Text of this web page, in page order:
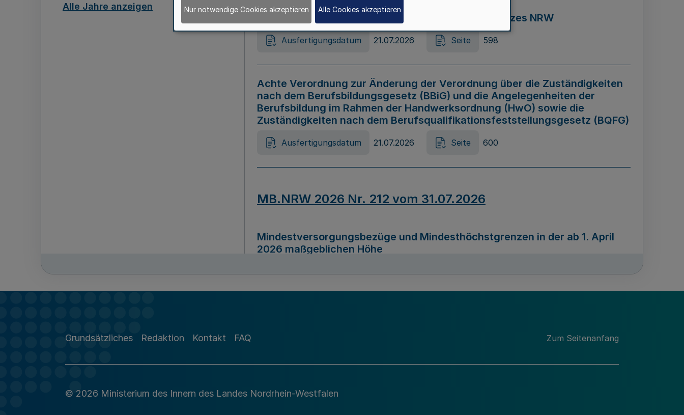
Alle Jahre anzeigen
Gesetz zur Änderung des Online-Casinospiel Gesetzes NRW
Ausfertigungsdatum 21.07.2026 Seite 598
Achte Verordnung zur Änderung der Verordnung über die Zuständigkeiten
nach dem Berufsbildungsgesetz (BBiG) und die Angelegenheiten der
Berufsbildung im Rahmen der Handwerksordnung (HwO) sowie die
Zuständigkeiten nach dem Berufsqualifikationsfeststellungsgesetz (BQFG)
Ausfertigungsdatum 21.07.2026 Seite 600
MB.NRW 2026 Nr. 212 vom 31.07.2026
Mindestversorgungsbezüge und Mindesthöchstgrenzen in der ab 1. April
2026 maßgeblichen Höhe
Richtlinie zur Durchführung des Förderprogramms „Mittelstand Innovativ &
Grundsätzliches Redaktion Kontakt FAQ Zum Seitenanfang
© 2026 Ministerium des Innern des Landes Nordrhein-Westfalen
Nur notwendige Cookies akzeptieren Alle Cookies akzeptieren